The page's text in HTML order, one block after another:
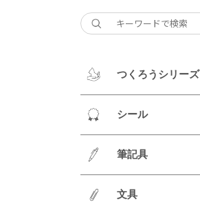
つくろうシリーズ
シール
筆記具
文具